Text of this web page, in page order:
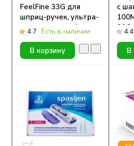
FeelFine 33G для
шприц-ручек, ультра-
тонкие, длина 4 мм,
100 шт.
4.7 Есть в наличии
В корзину
с
30G
4.4
В